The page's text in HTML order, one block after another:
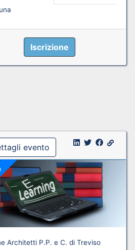
Iscrizione
evento
Architetti P.P. e C. di Treviso